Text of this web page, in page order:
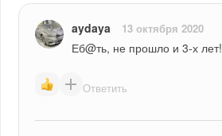
aydaya 13 октября 2020
Еб@ть, не прошло и 3-х лет!
Ответить